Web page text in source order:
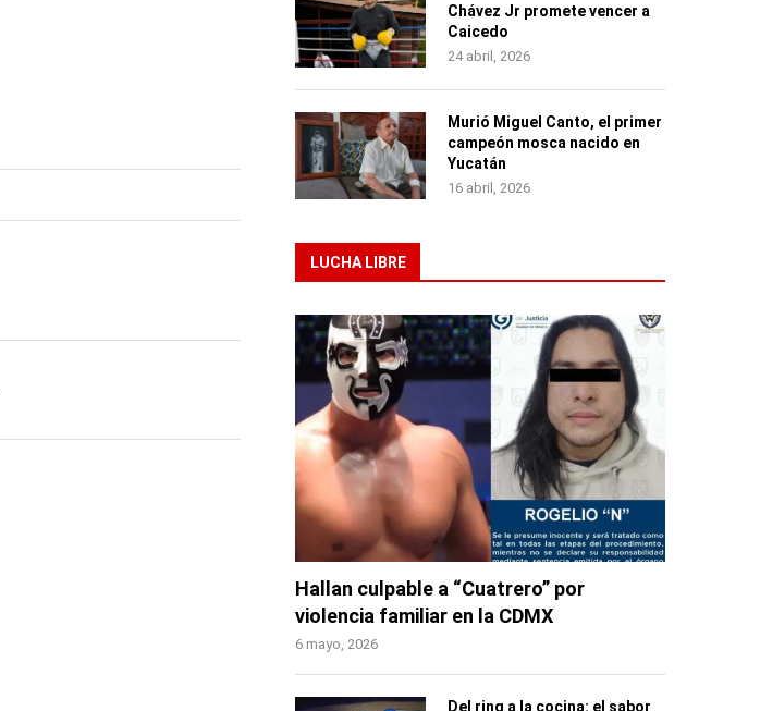
Chávez Jr promete vencer a
Caicedo
24 abril, 2026
Murió Miguel Canto, el primer
campeón mosca nacido en
Yucatán
16 abril, 2026
LUCHA LIBRE
Hallan culpable a “Cuatrero” por
violencia familiar en la CDMX
6 mayo, 2026
Del ring a la cocina: el sabor